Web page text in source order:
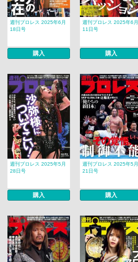
週刊プロレス 2025年6月
18日号
購入
週刊プロレス 2025年6月
11日号
購入
週刊プロレス 2025年5月
28日号
購入
週刊プロレス 2025年5月
21日号
購入